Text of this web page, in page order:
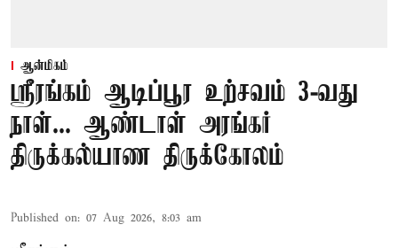
ஆன்மிகம்
ஸ்ரீரங்கம் ஆடிப்பூர உற்சவம் 3-வது
நாள்... ஆண்டாள் அரங்கர்
திருக்கல்யாண திருக்கோலம்
Published on: 07 Aug 2026, 8:03 am